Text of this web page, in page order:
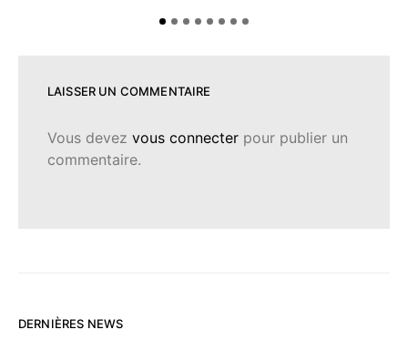
LAISSER UN COMMENTAIRE
Vous devez vous connecter pour publier un
commentaire.
DERNIÈRES NEWS